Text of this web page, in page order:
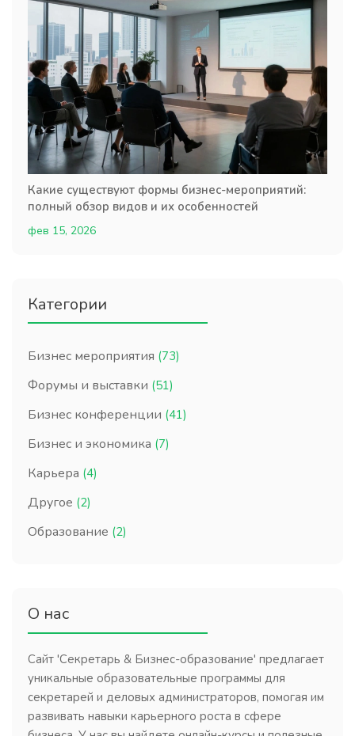
Какие существуют формы бизнес-мероприятий:
полный обзор видов и их особенностей
фев 15, 2026
Категории
Бизнес мероприятия (73)
Форумы и выставки (51)
Бизнес конференции (41)
Бизнес и экономика (7)
Карьера (4)
Другое (2)
Образование (2)
О нас
Сайт 'Секретарь & Бизнес-образование' предлагает
уникальные образовательные программы для
секретарей и деловых администраторов, помогая им
развивать навыки карьерного роста в сфере